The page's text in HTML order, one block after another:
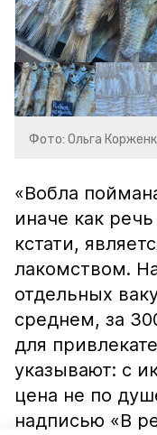
Фото: Ольга
«Вобла
иначе как
кстати,
лакомством.
отдельных
среднем, за
для
указывают: с
цена не по
надписью «В